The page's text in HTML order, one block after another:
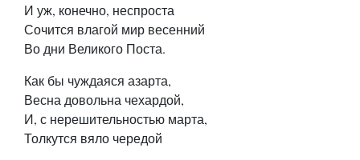
И уж, конечно, неспроста
Сочится влагой мир весенний
Во дни Великого Поста.
Как бы чуждаяся азарта,
Весна довольна чехардой,
И, с нерешительностью марта,
Толкутся вяло чередой